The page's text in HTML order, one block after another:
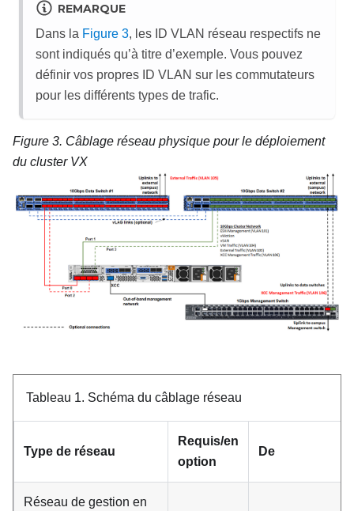
REMARQUE
Dans la Figure 3, les ID VLAN réseau respectifs ne
sont indiqués qu’à titre d’exemple. Vous pouvez
définir vos propres ID VLAN sur les commutateurs
pour les différents types de trafic.
Figure 3. Câblage réseau physique pour le déploiement
du cluster VX
Tableau 1. Schéma du câblage réseau
Type de réseau
Requis/en
option
De
Réseau de gestion en